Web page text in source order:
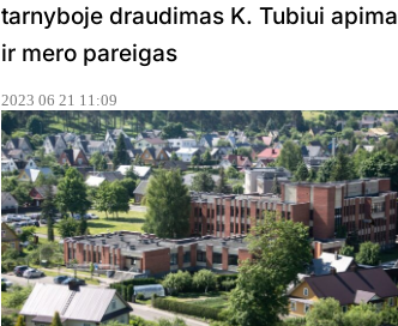
tarnyboje draudimas K. Tubiui apima
ir mero pareigas
2023 06 21 11:09